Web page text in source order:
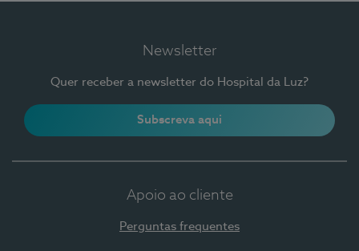
Newsletter
Quer receber a newsletter do Hospital da Luz?
Subscreva aqui
Apoio ao cliente
Perguntas frequentes